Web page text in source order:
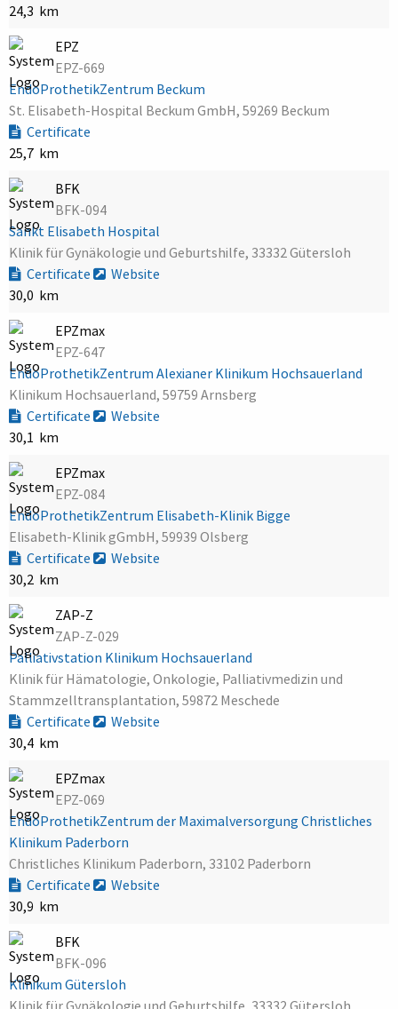
24,3 km
EPZ
EPZ-669
EndoProthetikZentrum Beckum
St. Elisabeth-Hospital Beckum GmbH, 59269 Beckum
Certificate
25,7 km
BFK
BFK-094
Sankt Elisabeth Hospital
Klinik für Gynäkologie und Geburtshilfe, 33332 Gütersloh
Certificate
Website
30,0 km
EPZmax
EPZ-647
EndoProthetikZentrum Alexianer Klinikum Hochsauerland
Klinikum Hochsauerland, 59759 Arnsberg
Certificate
Website
30,1 km
EPZmax
EPZ-084
EndoProthetikZentrum Elisabeth-Klinik Bigge
Elisabeth-Klinik gGmbH, 59939 Olsberg
Certificate
Website
30,2 km
ZAP-Z
ZAP-Z-029
Palliativstation Klinikum Hochsauerland
Klinik für Hämatologie, Onkologie, Palliativmedizin und
Stammzelltransplantation, 59872 Meschede
Certificate
Website
30,4 km
EPZmax
EPZ-069
EndoProthetikZentrum der Maximalversorgung Christliches
Klinikum Paderborn
Christliches Klinikum Paderborn, 33102 Paderborn
Certificate
Website
30,9 km
BFK
BFK-096
Klinikum Gütersloh
Klinik für Gynäkologie und Geburtshilfe, 33332 Gütersloh